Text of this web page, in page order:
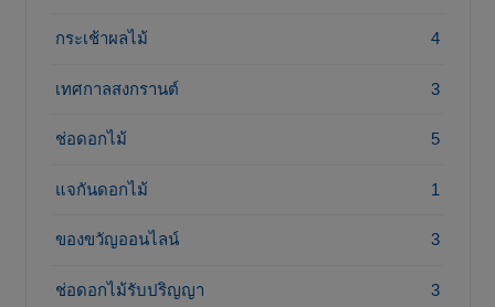
กระเช้าผลไม้ 4
เทศกาลสงกรานต์ 3
ช่อดอกไม้ 5
แจกันดอกไม้ 1
ของขวัญออนไลน์ 3
ช่อดอกไม้รับปริญญา 3